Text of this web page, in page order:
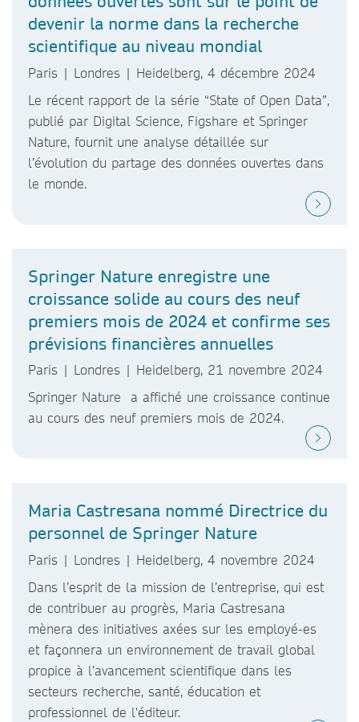
devenir la norme dans la recherche
scientifique au niveau mondial
Paris | Londres | Heidelberg, 4 décembre 2024
Le récent rapport de la série “State of Open Data”,
publié par Digital Science, Figshare et Springer
Nature, fournit une analyse détaillée sur
l’évolution du partage des données ouvertes dans
le monde.
Springer Nature enregistre une
croissance solide au cours des neuf
premiers mois de 2024 et confirme ses
prévisions financières annuelles
Paris | Londres | Heidelberg, 21 novembre 2024
Springer Nature a affiché une croissance continue
au cours des neuf premiers mois de 2024.
Maria Castresana nommé Directrice du
personnel de Springer Nature
Paris | Londres | Heidelberg, 4 novembre 2024
Dans l’esprit de la mission de l’entreprise, qui est
de contribuer au progrès, Maria Castresana
mènera des initiatives axées sur les employé-es
et façonnera un environnement de travail global
propice à l’avancement scientifique dans les
secteurs recherche, santé, éducation et
professionnel de l'éditeur.